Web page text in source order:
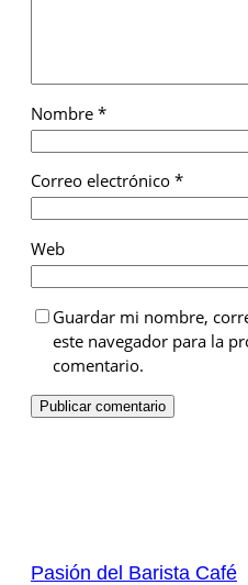
Nombre *
Correo electrónico *
Web
Guardar mi nombre,
este navegador para la
comentario.
Pasión del Barista Café